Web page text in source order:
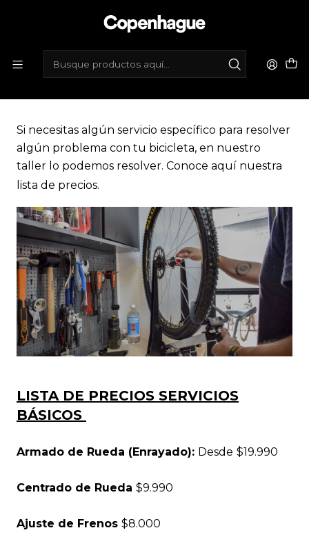
Lista de Precios Taller
Lista de Precios Taller
Si necesitas algún servicio específico para resolver
algún problema con tu bicicleta, en nuestro
taller lo podemos resolver. Conoce aquí nuestra
lista de precios.
LISTA DE PRECIOS SERVICIOS
BÁSICOS
Armado de Rueda (Enrayado): Desde $19.990
Centrado de Rueda $9.990
Ajuste de Frenos $8.000